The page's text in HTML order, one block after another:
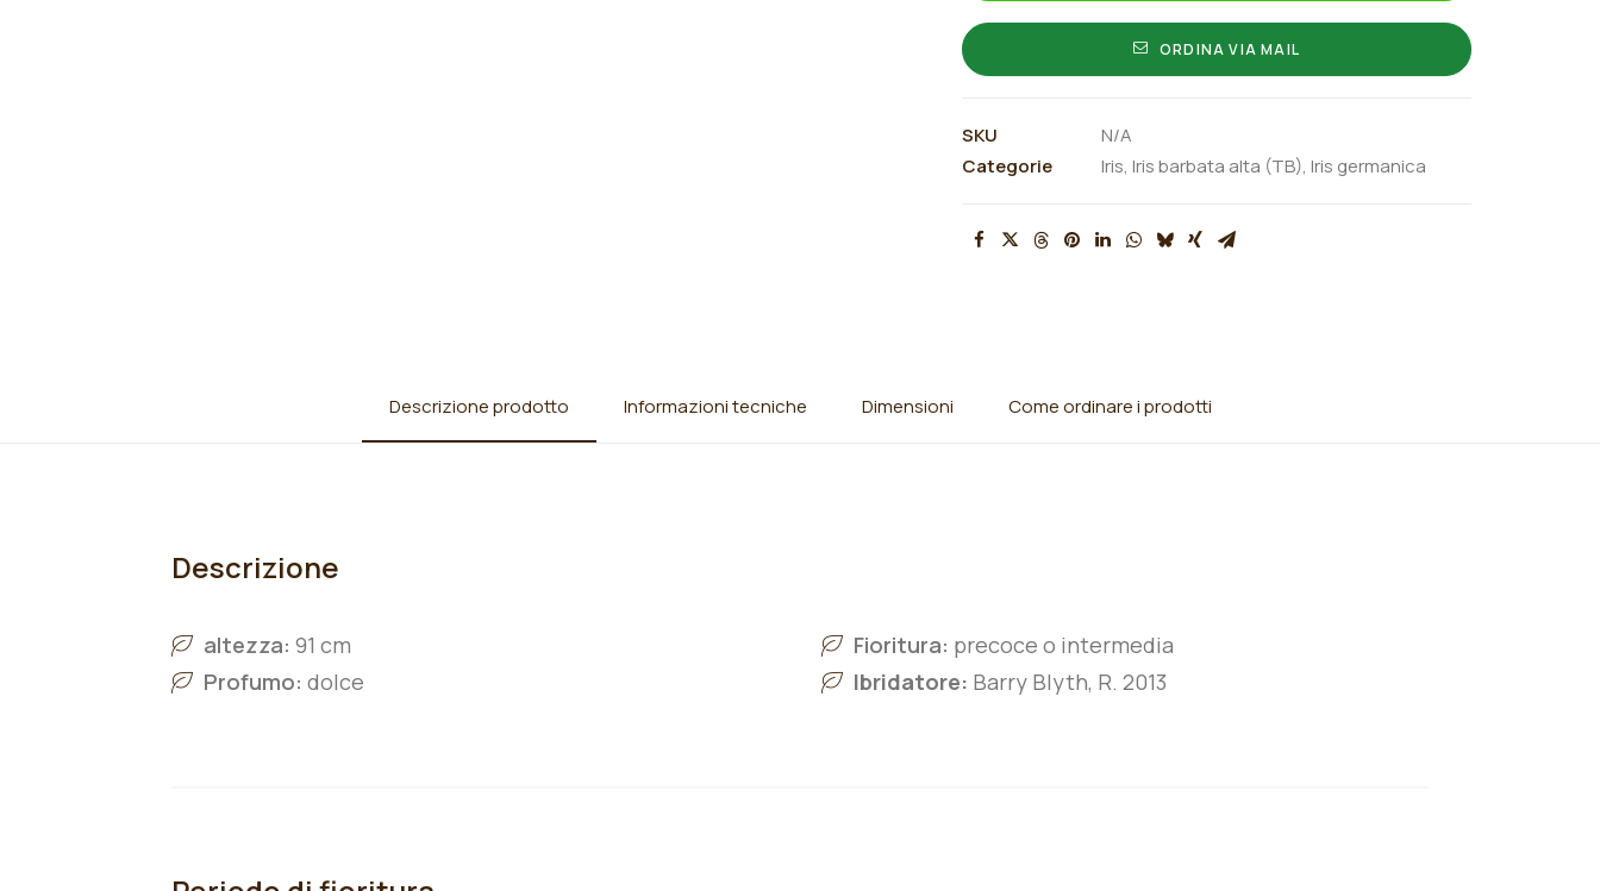
ORDINA VIA MAIL
SKU
N/A
Categorie
Iris, Iris barbata alta (TB), Iris germanica
Descrizione prodotto Informazioni tecniche Dimensioni Come ordinare i prodotti
Descrizione
altezza: 91 cm
Profumo: dolce
Fioritura: precoce o intermedia
Ibridatore: Barry Blyth, R. 2013